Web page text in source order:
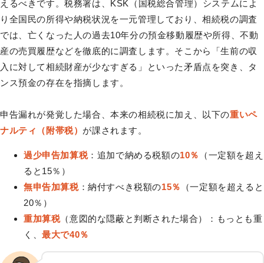
えるべきです。税務署は、KSK（国税総合管理）システムによ
り全国民の所得や納税状況を一元管理しており、相続税の調査
では、亡くなった人の過去10年分の預金移動履歴や所得、不動
産の売買履歴などを徹底的に調査します。そこから「生前の収
入に対して相続財産が少なすぎる」といった矛盾点を突き、タ
ンス預金の存在を指摘します。
申告漏れが発覚した場合、本来の相続税に加え、以下の重いペ
ナルティ（附帯税） が課されます。
過少申告加算税：追加で納める税額の10％
（一定額を超え
ると15％）
無申告加算税：納付すべき税額の15％
（一定額を超えると
20％）
重加算税（意図的な隠蔽と判断された場合）：もっとも重
く、最大で40％